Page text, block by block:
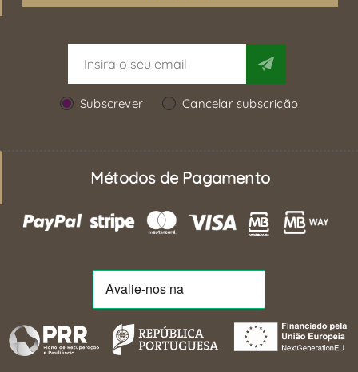
Subscrever Cancelar subscrição
Métodos de Pagamento